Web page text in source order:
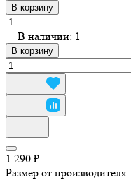
В корзину
В наличии: 1
В корзину
1 290 ₽
Размер от производителя: